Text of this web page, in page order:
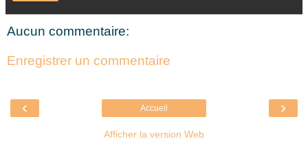
Aucun commentaire:
Enregistrer un commentaire
‹ ›
Accueil
Afficher la version Web